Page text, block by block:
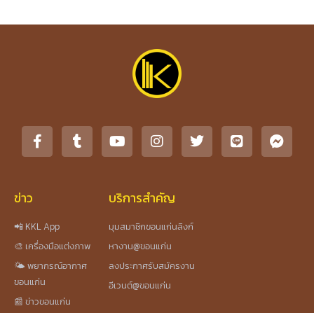
ข่าว
📲 KKL App
🎨 เครื่องมือแต่งภาพ
🌤️ พยากรณ์อากาศ
ขอนแก่น
📰 ข่าวขอนแก่น
บริการสำคัญ
มุมสมาชิกขอนแก่นลิงก์
หางาน@ขอนแก่น
ลงประกาศรับสมัครงาน
อีเวนต์@ขอนแก่น